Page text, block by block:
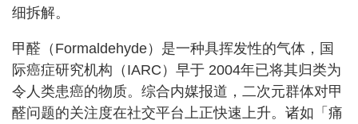
细拆解。
甲醛（Formaldehyde）是一种具挥发性的气体，国
际癌症研究机构（IARC）早于 2004年已将其归类为
令人类患癌的物质。综合内媒报道，二次元群体对甲
醛问题的关注度在社交平台上正快速上升。诸如「痛